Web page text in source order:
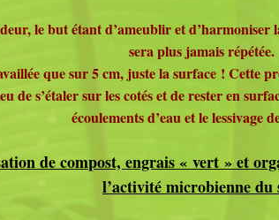
le but étant d’ameublir et
sera plus jamais répétée.
que sur 5 cm, juste la surface ! Cette
de s’étaler sur les cotés et de rester en
écoulements d’eau et le lessivage
de compost, engrais « vert » et
l’activité microbienne du